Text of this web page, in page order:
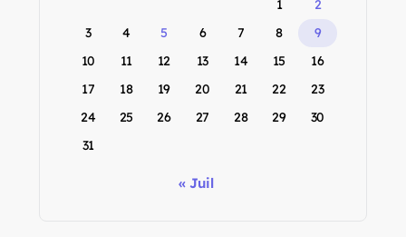
1
2
3
4 5 6 7 8
9
10
11 12 13 14 15
16
17
18 19 20 21 22
23
24
25 26 27 28 29
30
31
« Juil